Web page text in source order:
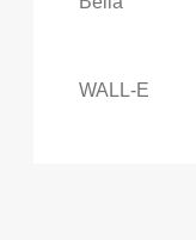
WALL-E